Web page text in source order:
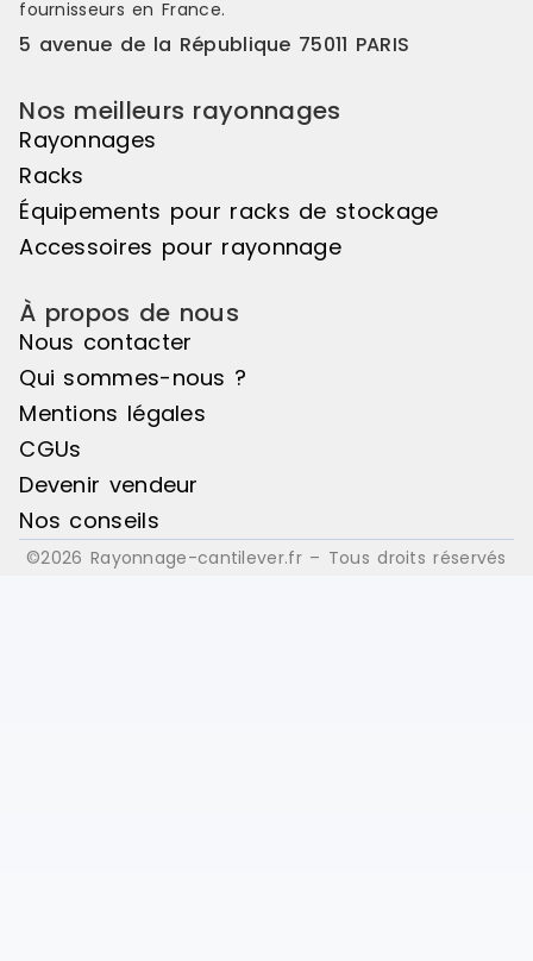
fournisseurs en France.
5 avenue de la République 75011 PARIS
Nos meilleurs rayonnages
Rayonnages
Racks
Équipements pour racks de stockage
Accessoires pour rayonnage
À propos de nous
Nous contacter
Qui sommes-nous ?
Mentions légales
CGUs
Devenir vendeur
Nos conseils
©2026 Rayonnage-cantilever.fr – Tous droits réservés